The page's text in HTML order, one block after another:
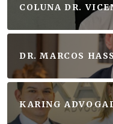
COLUNA DR.
DR. MARCOS
KARING